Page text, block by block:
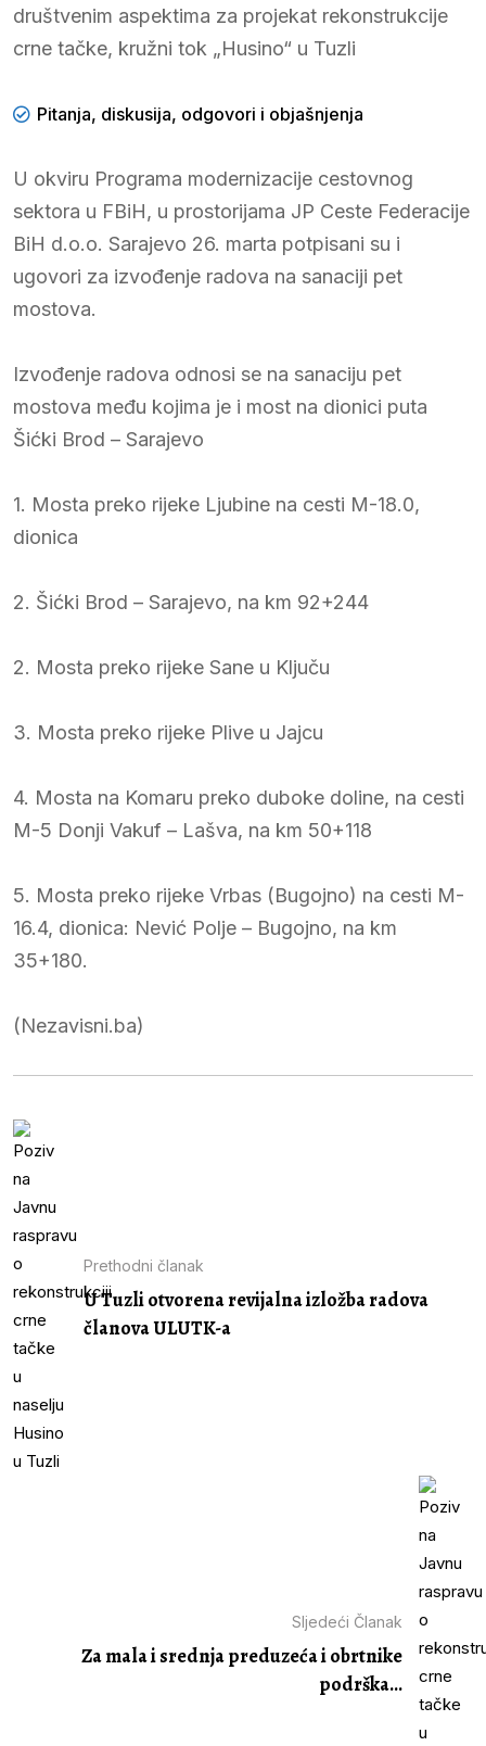
društvenim aspektima za projekat rekonstrukcije
crne tačke, kružni tok „Husino“ u Tuzli
Pitanja, diskusija, odgovori i objašnjenja
U okviru Programa modernizacije cestovnog
sektora u FBiH, u prostorijama JP Ceste Federacije
BiH d.o.o. Sarajevo 26. marta potpisani su i
ugovori za izvođenje radova na sanaciji pet
mostova.
Izvođenje radova odnosi se na sanaciju pet
mostova među kojima je i most na dionici puta
Šićki Brod – Sarajevo
1. Mosta preko rijeke Ljubine na cesti M-18.0,
dionica
2. Šićki Brod – Sarajevo, na km 92+244
2. Mosta preko rijeke Sane u Ključu
3. Mosta preko rijeke Plive u Jajcu
4. Mosta na Komaru preko duboke doline, na cesti
M-5 Donji Vakuf – Lašva, na km 50+118
5. Mosta preko rijeke Vrbas (Bugojno) na cesti M-
16.4, dionica: Nević Polje – Bugojno, na km
35+180.
(Nezavisni.ba)
Prethodni članak
U Tuzli otvorena revijalna izložba radova
članova ULUTK-a
Sljedeći Članak
Za mala i srednja preduzeća i obrtnike
podrška...